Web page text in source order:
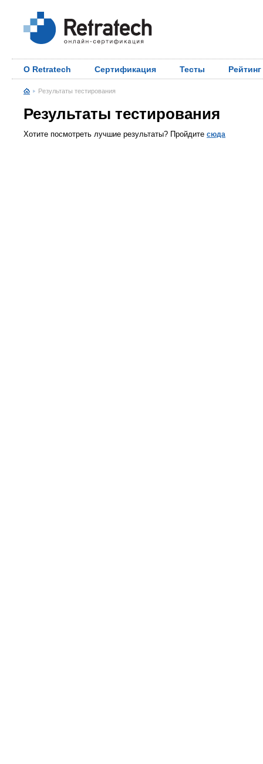
О Retratech Сертификация Тесты Рейтинг
Результаты тестирования
Результаты тестирования
Хотите посмотреть лучшие результаты? Пройдите сюда